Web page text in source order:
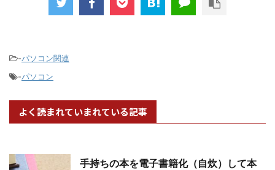
-パソコン関連
-パソコン
よく読まれていまれている記事
手持ちの本を電子書籍化（自炊）して本